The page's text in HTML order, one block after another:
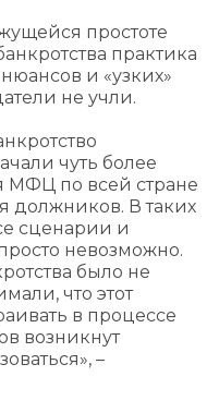
простоте
практика
и «узких»
не учли.
чуть более
МФЦ по всей стране
должников. В таких
сценарии и
невозможно.
было не
что этот
в процессе
возникнут
–